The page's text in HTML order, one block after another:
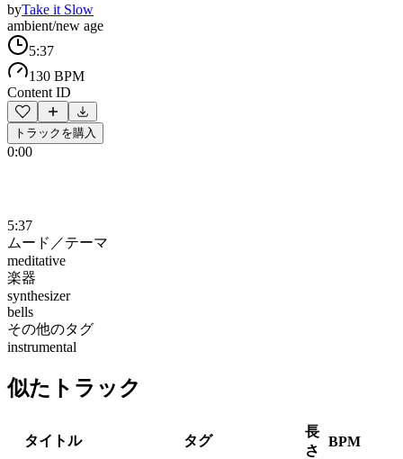
byTake it Slow
ambient/new age
5:37
130 BPM
Content ID
トラックを購入
0:00
5:37
ムード／テーマ
meditative
楽器
synthesizer
bells
その他のタグ
instrumental
似たトラック
タイトル タグ
長
さ
BPM